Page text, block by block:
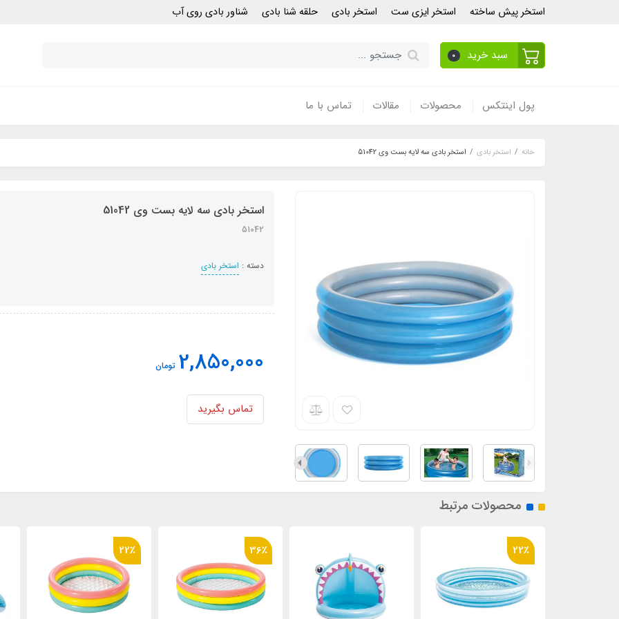
استخر پیش ساخته استخر ایزی ست استخر بادی حلقه شنا بادی شناور بادی روی آب
سبد خرید 0
پول اینتکس محصولات مقالات تماس با ما
خانه استخر بادی استخر بادی سه لایه بست وی 51042
استخر بادی سه لایه بست وی 51042
51042
دسته : استخر بادی
2,850,000 تومان
تماس بگیرید
محصولات مرتبط
22٪